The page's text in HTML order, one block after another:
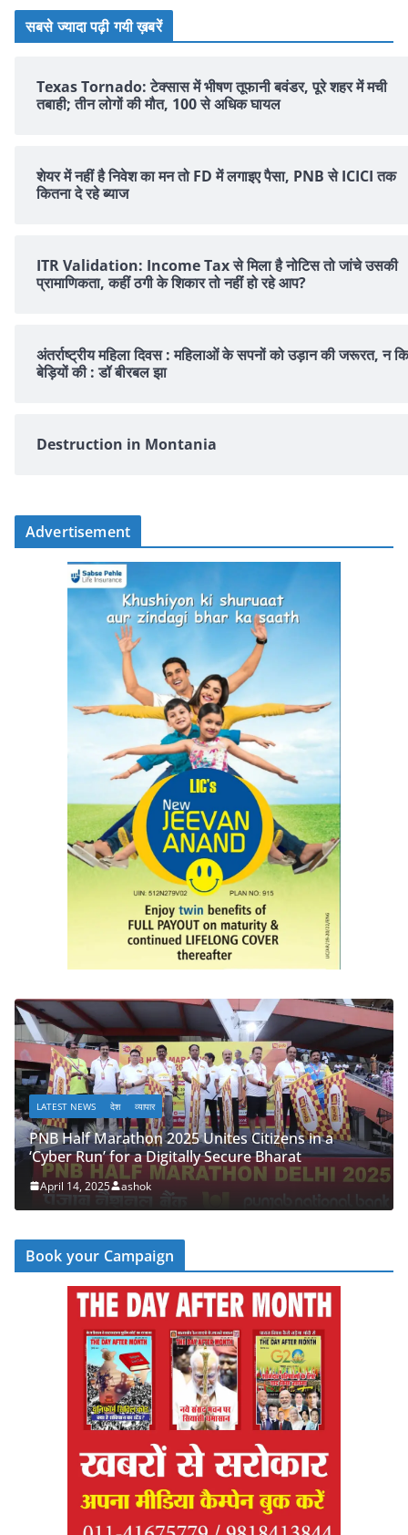
सबसे ज्यादा पढ़ी गयी ख़बरें
Texas Tornado: टेक्सास में भीषण तूफानी बवंडर, पूरे शहर में मची
तबाही; तीन लोगों की मौत, 100 से अधिक घायल
शेयर में नहीं है न‍िवेश का मन तो FD में लगाइए पैसा, PNB से ICICI तक
क‍ितना दे रहे ब्‍याज
ITR Validation: Income Tax से मिला है नोटिस तो जांचे उसकी
प्रामाणिकता, कहीं ठगी के शिकार तो नहीं हो रहे आप?
अंतर्राष्ट्रीय महिला दिवस : महिलाओं के सपनों को उड़ान की जरूरत, न कि
बेड़ियों की : डॉ बीरबल झा
Destruction in Montania
Advertisement
LATEST NEWS देश व्यापार
PNB Half Marathon 2025 Unites Citizens in a
‘Cyber Run’ for a Digitally Secure Bharat
April 14, 2025 ashok
Book your Campaign